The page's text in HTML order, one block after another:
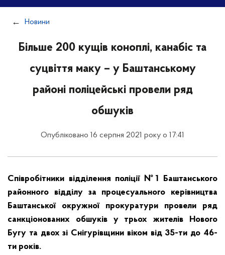
Новини
Більше 200 кущів коноплі, канабіс та
суцвіття маку – у Баштанському
районі поліцейські провели ряд
обшуків
Опубліковано 16 серпня 2021 року о 17:41
Співробітники відділення поліції №1 Баштанського
районного відділу за процесуального керівництва
Баштанської окружної прокуратури провели ряд
санкціонованих обшуків у трьох жителів Нового
Бугу та двох зі Снігурівщини віком від 35-ти до 46-
ти років.